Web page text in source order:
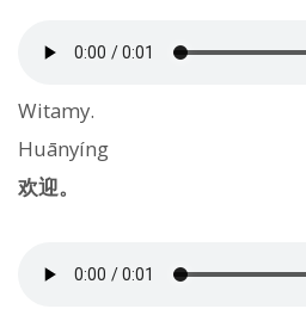
Witamy.
Huānyíng
欢迎。